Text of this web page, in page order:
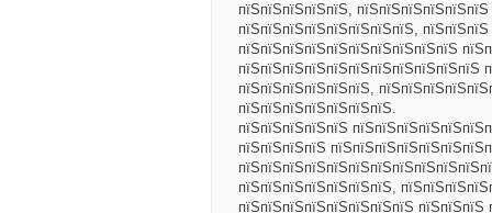
пїЅпїЅпїЅпїЅпїЅ,
пїЅпїЅпїЅпїЅпїЅпїЅпїЅпїЅ,
пїЅпїЅпїЅпїЅпїЅпїЅпїЅпїЅпїЅпїЅ
пїЅпїЅпїЅпїЅпїЅпїЅпїЅпїЅпїЅпїЅпїЅ
пїЅпїЅпїЅпїЅпїЅпїЅ,
пїЅпїЅпїЅпїЅпїЅпїЅпїЅ.
пїЅпїЅпїЅпїЅпїЅ
пїЅпїЅпїЅпїЅ
пїЅпїЅпїЅпїЅпїЅпїЅпїЅ,
пїЅпїЅпїЅпїЅпїЅпїЅпїЅпїЅ пїЅпїЅпїЅ